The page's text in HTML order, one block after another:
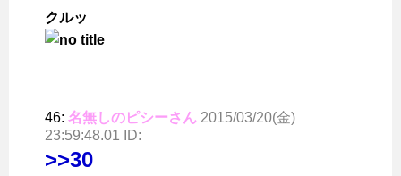
クルッ
46: 名無しのピシーさん 2015/03/20(金)
23:59:48.01 ID:
>>30